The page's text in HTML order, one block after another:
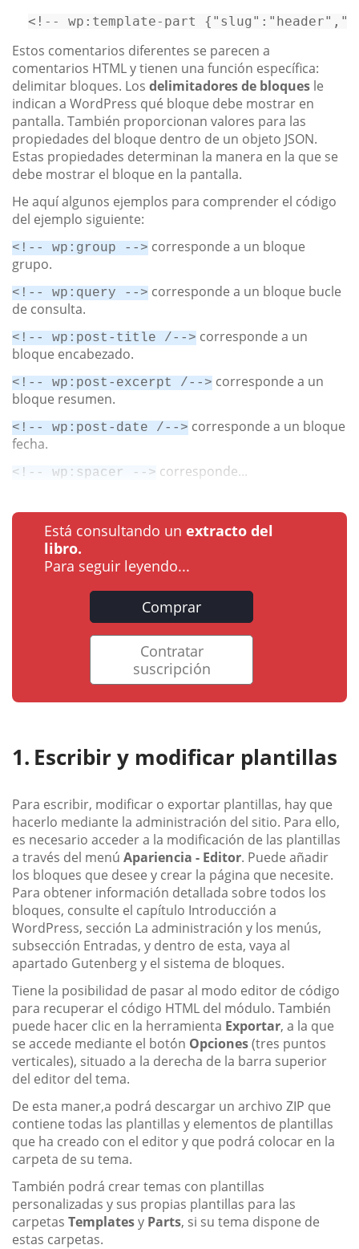
<!-- wp:template-part
Estos comentarios diferentes se parecen a
comentarios HTML y tienen una función específica:
delimitar bloques. Los delimitadores de bloques le
indican a WordPress qué bloque debe mostrar en
pantalla. También proporcionan valores para las
propiedades del bloque dentro de un objeto JSON.
Estas propiedades determinan la manera en la que se
debe mostrar el bloque en la pantalla.
He aquí algunos ejemplos para comprender el código
del ejemplo siguiente:
<!-- wp:group --> corresponde a un bloque
grupo.
<!-- wp:query --> corresponde a un bloque bucle
de consulta.
<!-- wp:post-title /--> corresponde a un
bloque encabezado.
<!-- wp:post-excerpt /--> corresponde a un
bloque resumen.
<!-- wp:post-date /--> corresponde a un bloque
fecha.
<!-- wp:spacer --> corresponde...
Está consultando un extracto del
libro.
Para seguir leyendo...
Comprar
Contratar
suscripción
Escribir y modificar plantillas
Para escribir, modificar o exportar plantillas, hay que
hacerlo mediante la administración del sitio. Para ello,
es necesario acceder a la modificación de las plantillas
a través del menú Apariencia - Editor. Puede añadir
los bloques que desee y crear la página que necesite.
Para obtener información detallada sobre todos los
bloques, consulte el capítulo Introducción a
WordPress, sección La administración y los menús,
subsección Entradas, y dentro de esta, vaya al
apartado Gutenberg y el sistema de bloques.
Tiene la posibilidad de pasar al modo editor de código
para recuperar el código HTML del módulo. También
puede hacer clic en la herramienta Exportar, a la que
se accede mediante el botón Opciones(tres puntos
verticales), situado a la derecha de la barra superior
del editor del tema.
De esta maner,a podrá descargar un archivo ZIP que
contiene todas las plantillas y elementos de plantillas
que ha creado con el editor y que podrá colocar en la
carpeta de su tema.
También podrá crear temas con plantillas
personalizadas y sus propias plantillas para las
carpetas Templatesy Parts, si su tema dispone de
estas carpetas.